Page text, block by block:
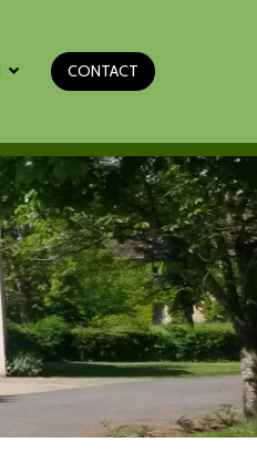
CONTACT